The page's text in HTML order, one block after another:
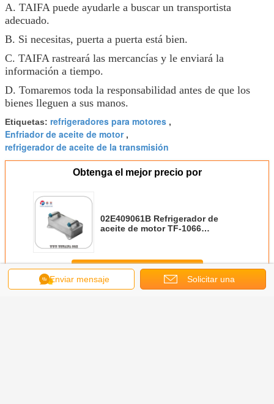
A. TAIFA puede ayudarle a buscar un transportista
adecuado.
B. Si necesitas, puerta a puerta está bien.
C. TAIFA rastreará las mercancías y le enviará la
información a tiempo.
D. Tomaremos toda la responsabilidad antes de que los
bienes lleguen a sus manos.
Etiquetas: refrigeradores para motores ,
Enfriador de aceite de motor,
refrigerador de aceite de la transmisión
Obtenga el mejor precio por
02E409061B Refrigerador de
aceite de motor TF-1066
Continuar
Enviar mensaje Solicitar una